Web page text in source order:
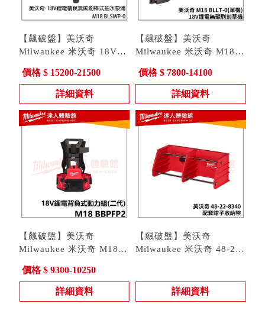
【飆破盤】美沃奇
Milwaukee 米沃奇 18V
泵浦 M18 BLSWP-0
價格 $ 15200-21500
詳細資料
【飆破盤】美沃奇
Milwaukee 米沃奇 M18
碳刷割草機 M18BLLT 割
價格 $ 7800-14100
詳細資料
【飆破盤】美沃奇
Milwaukee 米沃奇 M18
代 新款 噴霧機動力組 水
M18 BBPFP2-CST | M18
BBPFP2-WST
價格 $ 9300-10250
詳細資料
【飆破盤】美沃奇
Milwaukee 米沃奇 48-22-
詳細資料